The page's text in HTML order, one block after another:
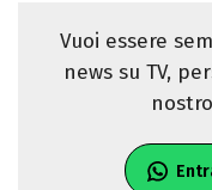
Vuoi essere
news su TV,